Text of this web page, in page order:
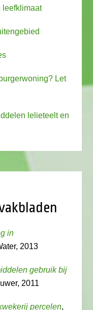
leefklimaat
Let
lelieteelt en
in
2013
gebruik bij
2011
percelen,